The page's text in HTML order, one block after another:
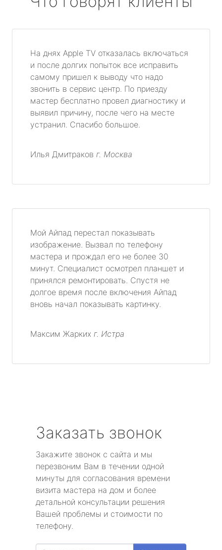
На днях Apple TV отказалась включаться
и после долгих попыток все исправить
самому пришел к выводу что надо
звонить в сервис центр. По приезду
мастер бесплатно провел диагностику и
выявил причину, после чего на месте
устранил. Спасибо большое.
Илья Дмитраков г. Москва
Мой Айпад перестал показывать
изображение. Вызвал по телефону
мастера и прождал его не более 30
минут. Специалист осмотрел планшет и
принялся ремонтировать. Спустя не
долгое время после включения Айпад
вновь начал показывать картинку.
Максим Жарких г. Истра
Заказать звонок
Закажите звонок с сайта и мы
перезвоним Вам в течении одной
минуты для согласования времени
визита мастера на дом и более
детальной консультации решения
Вашей проблемы и стоимости по
телефону.